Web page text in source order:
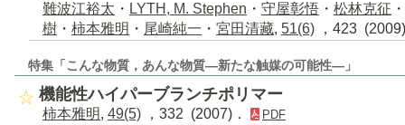
難波江裕太 ・ LYTH, M. Stephen ・ 守屋彰悟 ・ 松林克征 ・
樹 ・ 柿本雅明 ・ 尾崎純一 ・ 宮田清藏, 51(6) ，423
特集「こんな物質，あんな物質―新たな触媒の可能性―」
機能性ハイパーブランチポリマー
柿本雅明, 49(5) ，332 (2007)． PDF